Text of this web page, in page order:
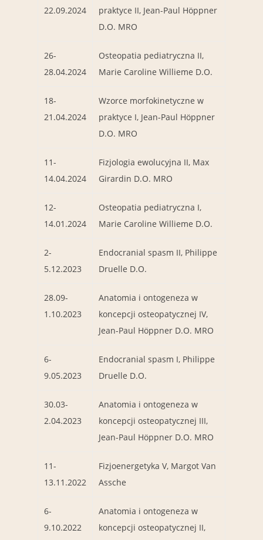
22.09.2024
praktyce II, Jean-Paul Höppner
D.O. MRO
26-
28.04.2024
Osteopatia pediatryczna II,
Marie Caroline Willieme D.O.
18-
21.04.2024
Wzorce morfokinetyczne w
praktyce I, Jean-Paul Höppner
D.O. MRO
11-
14.04.2024
Fizjologia ewolucyjna II, Max
Girardin D.O. MRO
12-
14.01.2024
Osteopatia pediatryczna I,
Marie Caroline Willieme D.O.
2-
5.12.2023
Endocranial spasm II, Philippe
Druelle D.O.
28.09-
1.10.2023
Anatomia i ontogeneza w
koncepcji osteopatycznej IV,
Jean-Paul Höppner D.O. MRO
6-
9.05.2023
Endocranial spasm I, Philippe
Druelle D.O.
30.03-
2.04.2023
Anatomia i ontogeneza w
koncepcji osteopatycznej III,
Jean-Paul Höppner D.O. MRO
11-
13.11.2022
Fizjoenergetyka V, Margot Van
Assche
6-
9.10.2022
Anatomia i ontogeneza w
koncepcji osteopatycznej II,